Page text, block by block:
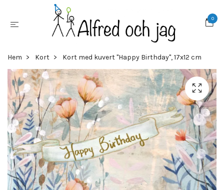
0
Hem Kort Kort med kuvert "Happy Birthday", 17x12 cm